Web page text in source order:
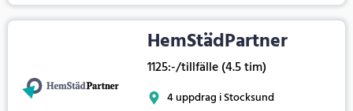
HemStädPartner
1125:-/tillfälle (4.5 tim)
4 uppdrag i Stocksund